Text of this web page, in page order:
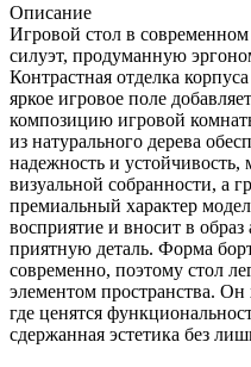
Описание
Игровой стол в современном
силуэт, продуманную
Контрастная отделка
яркое игровое поле
композицию игровой
из натурального дерева
надежность и устойчивость,
визуальной собранности, а
премиальный характер
восприятие и вносит в
приятную деталь. Форма
современно, поэтому стол
элементом пространства.
где ценятся
сдержанная эстетика без